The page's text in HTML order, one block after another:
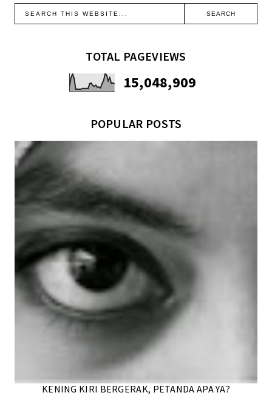
TOTAL PAGEVIEWS
15,048,909
POPULAR POSTS
KENING KIRI BERGERAK, PETANDA APA YA?